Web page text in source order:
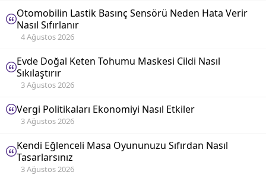
Otomobilin Lastik Basınç Sensörü Neden Hata Verir
Nasıl Sıfırlanır
4 Ağustos 2026
Evde Doğal Keten Tohumu Maskesi Cildi Nasıl
Sıkılaştırır
3 Ağustos 2026
Vergi Politikaları Ekonomiyi Nasıl Etkiler
3 Ağustos 2026
Kendi Eğlenceli Masa Oyununuzu Sıfırdan Nasıl
Tasarlarsınız
3 Ağustos 2026